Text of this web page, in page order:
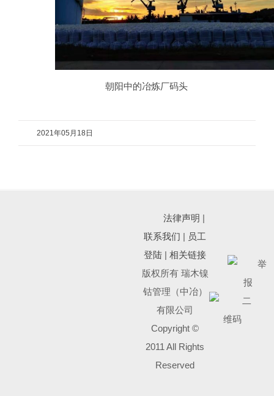
朝阳中的冶炼厂码头
2021年05月18日
法律声明 |
联系我们 | 员工
登陆 |相关链接
版权所有 瑞木镍
钴管理（中冶）
有限公司
Copyright ©
2011 All Rights
Reserved